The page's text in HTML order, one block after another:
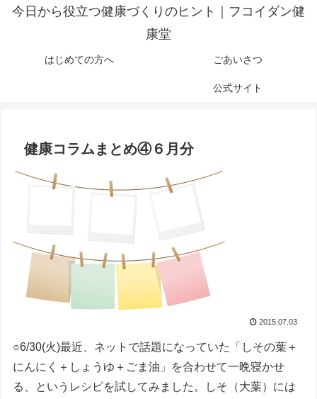
今日から役立つ健康づくりのヒント｜フコイダン健
康堂
はじめての方へ ごあいさつ
公式サイト
健康コラムまとめ④６月分
2015.07.03
○6/30(火)最近、ネットで話題になっていた「しその葉＋
にんにく＋しょうゆ＋ごま油」を合わせて一晩寝かせ
る、というレシピを試してみました。しそ（大葉）には